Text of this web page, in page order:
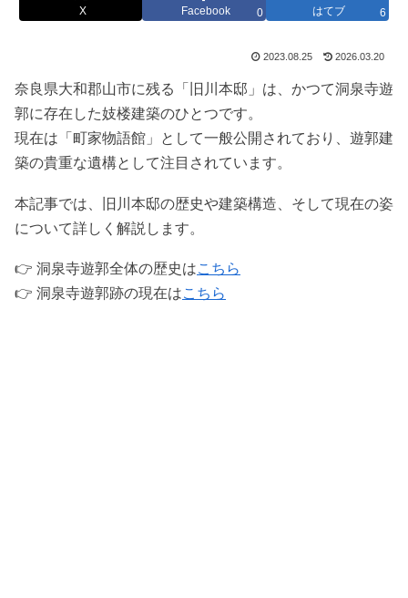
X Facebook 0 はてブ 6
2023.08.25 2026.03.20
奈良県大和郡山市に残る「旧川本邸」は、かつて洞泉寺遊
郭に存在した妓楼建築のひとつです。
現在は「町家物語館」として一般公開されており、遊郭建
築の貴重な遺構として注目されています。
本記事では、旧川本邸の歴史や建築構造、そして現在の姿
について詳しく解説します。
👉 洞泉寺遊郭全体の歴史はこちら
👉 洞泉寺遊郭跡の現在はこちら